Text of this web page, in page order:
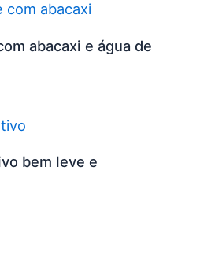
abacaxi e água de
bem leve e